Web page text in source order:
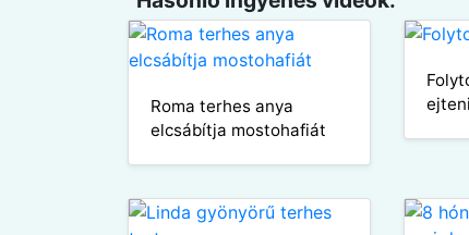
Roma terhes anya
elcsábítja mostohafiát
ejteni